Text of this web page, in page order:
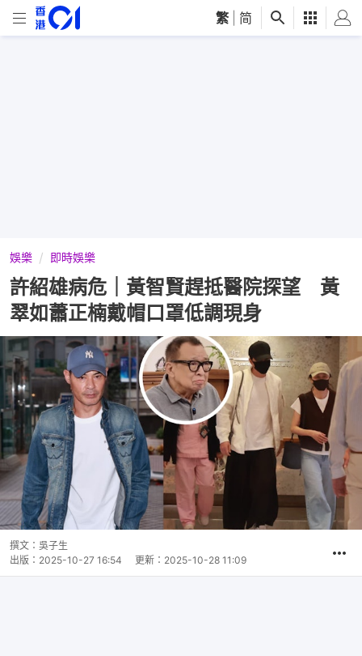
繁 简
娛樂 即時娛樂
許紹雄病危｜黃智賢趕抵醫院探望 黃
翠如蕭正楠戴帽口罩低調現身
撰文： 吳子生
出版： 2025-10-27 16:54 更新： 2025-10-28 11:09